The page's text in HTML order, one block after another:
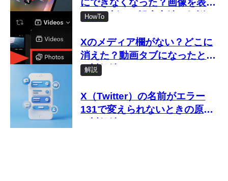
にできなくなった？画像を表示
しない新しい設定方法を解説
HowTo
Xのメディア欄がない？どこに
消えた？動画タブになったとき
の対処法
解説
X（Twitter）の名前がエラー
131で変えられないときの原因